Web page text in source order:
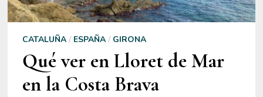
CATALUÑA/ ESPAÑA/ GIRONA
Qué ver en Lloret de Mar
en la Costa Brava